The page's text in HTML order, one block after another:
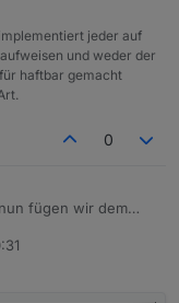
jeder auf
und weder der
haftbar gemacht
0
fügen wir dem
"orange" hinzu. ;)